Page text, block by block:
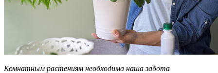
Комнатным растениям необходима наша забота